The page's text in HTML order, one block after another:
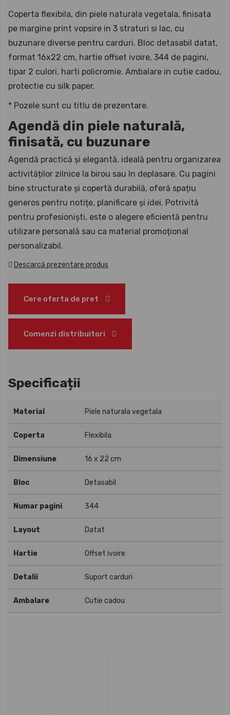
Coperta flexibila, din piele naturala vegetala, finisata
pe margine print vopsire in 3 straturi si lac, cu
buzunare diverse pentru carduri. Bloc detasabil datat,
format 16x22 cm, hartie offset ivoire, 344 de pagini,
tipar 2 culori, harti policromie. Ambalare in cutie cadou,
protectie cu silk paper.
* Pozele sunt cu titlu de prezentare.
Agendă din piele naturală,
finisată, cu buzunare
Agendă practică și elegantă, ideală pentru organizarea
activităților zilnice la birou sau în deplasare. Cu pagini
bine structurate și copertă durabilă, oferă spațiu
generos pentru notițe, planificare și idei. Potrivită
pentru profesioniști, este o alegere eficientă pentru
utilizare personală sau ca material promoțional
personalizabil.
Descarcă prezentare produs
Cere oferta de pret
Comenzi distribuitori
Specificații
Material Piele naturala vegetala
Coperta Flexibila
Dimensiune 16 x 22 cm
Bloc Detasabil
Numar pagini 344
Layout Datat
Hartie Offset ivoire
Detalii Suport carduri
Ambalare Cutie cadou